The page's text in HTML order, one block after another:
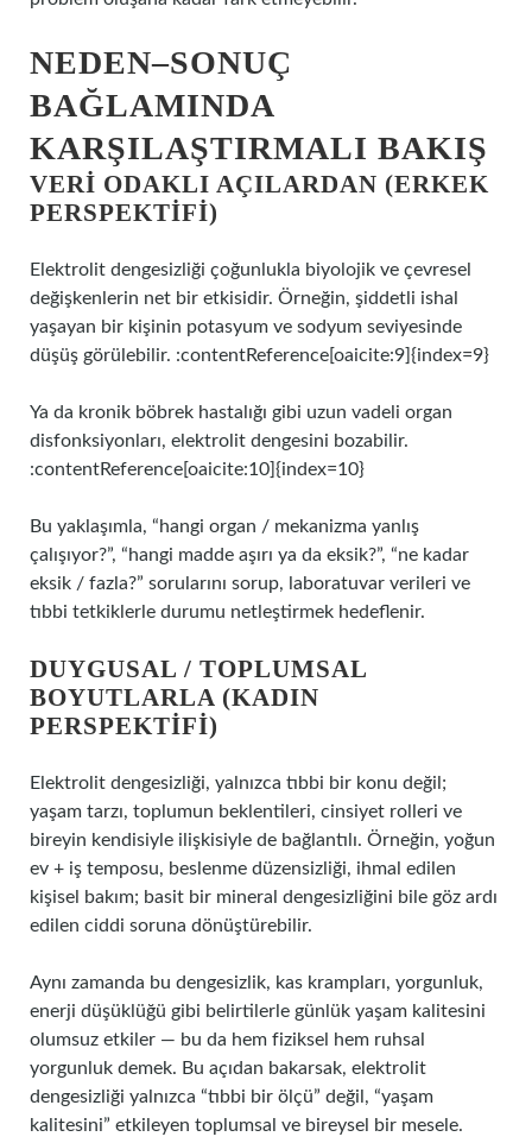
NEDEN–SONUÇ
BAĞLAMINDA
KARŞILAŞTIRMALI BAKIŞ
VERI ODAKLI AÇILARDAN (ERKEK
PERSPEKTIFI)
Elektrolit dengesizliği çoğunlukla biyolojik ve çevresel
değişkenlerin net bir etkisidir. Örneğin, şiddetli ishal
yaşayan bir kişinin potasyum ve sodyum seviyesinde
düşüş görülebilir. :contentReference[oaicite:9]{index=9}
Ya da kronik böbrek hastalığı gibi uzun vadeli organ
disfonksiyonları, elektrolit dengesini bozabilir.
:contentReference[oaicite:10]{index=10}
Bu yaklaşımla, “hangi organ / mekanizma yanlış
çalışıyor?”, “hangi madde aşırı ya da eksik?”, “ne kadar
eksik / fazla?” sorularını sorup, laboratuvar verileri ve
tıbbi tetkiklerle durumu netleştirmek hedeflenir.
DUYGUSAL / TOPLUMSAL
BOYUTLARLA (KADIN
PERSPEKTIFI)
Elektrolit dengesizliği, yalnızca tıbbi bir konu değil;
yaşam tarzı, toplumun beklentileri, cinsiyet rolleri ve
bireyin kendisiyle ilişkisiyle de bağlantılı. Örneğin, yoğun
ev + iş temposu, beslenme düzensizliği, ihmal edilen
kişisel bakım; basit bir mineral dengesizliğini bile göz ardı
edilen ciddi soruna dönüştürebilir.
Aynı zamanda bu dengesizlik, kas krampları, yorgunluk,
enerji düşüklüğü gibi belirtilerle günlük yaşam kalitesini
olumsuz etkiler — bu da hem fiziksel hem ruhsal
yorgunluk demek. Bu açıdan bakarsak, elektrolit
dengesizliği yalnızca “tıbbi bir ölçü” değil, “yaşam
kalitesini” etkileyen toplumsal ve bireysel bir mesele.